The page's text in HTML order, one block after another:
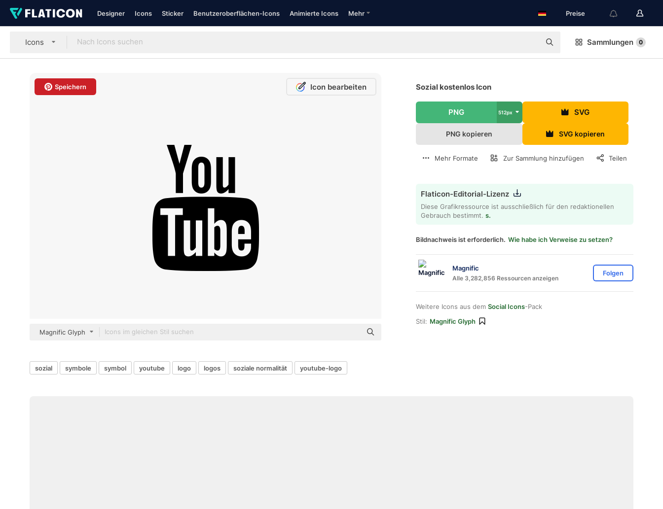
Designer Icons Sticker Benutzeroberflächen-Icons Animierte Icons Mehr Preise
Icons Sammlungen 0
Speichern Icon bearbeiten
Magnific Glyph
Sozial kostenlos Icon
PNG 512px SVG
PNG kopieren SVG kopieren
Mehr Formate Zur Sammlung hinzufügen Teilen
Flaticon-Editorial-Lizenz
Diese Grafikressource ist ausschließlich für den redaktionellen
Gebrauch bestimmt. s.
Bildnachweis ist erforderlich. Wie habe ich Verweise zu setzen?
Magnific
Alle 3,282,856 Ressourcen anzeigen
Folgen
Weitere Icons aus dem Social Icons-Pack
Stil: Magnific Glyph
sozial symbole symbol youtube logo logos soziale normalität youtube-logo